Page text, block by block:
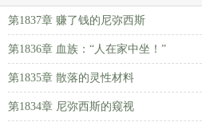
第1837章 赚了钱的尼弥西斯
第1836章 血族：“人在家中坐！”
第1835章 散落的灵性材料
第1834章 尼弥西斯的窥视